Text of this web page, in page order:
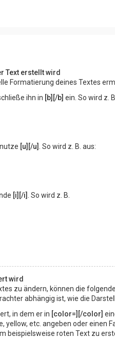
Text erstellt wird
Formatierung deines Textes
ihn in [b][/b] ein. So wird z. B.
[u][/u] . So wird z. B. aus:
[i][/i] . So wird z. B.
wird
zu ändern, können die
abhängig ist, wie die
in dem er in [color=][/color]
yellow, etc. angeben oder
beispielsweise roten Text zu